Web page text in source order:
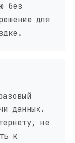
без
для
данных.
не
к